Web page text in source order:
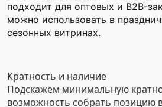
подходит для оптовых и B2B-
можно использовать в
сезонных витринах.
Кратность и наличие
Подскажем минимальную
возможность собрать позицию